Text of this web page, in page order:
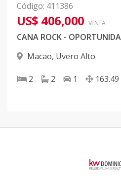
Código: 411386
US$ 406,000 VENTA
Macao, Uvero Alto
2 2 1 163.49